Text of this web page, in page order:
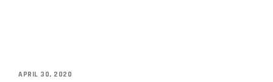
APRIL 30, 2020